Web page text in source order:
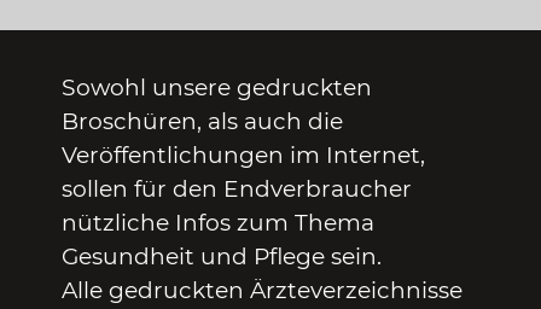
Sowohl unsere gedruckten
Broschüren, als auch die
Veröffentlichungen im Internet,
sollen für den Endverbraucher
nützliche Infos zum Thema
Gesundheit und Pflege sein.
Alle gedruckten Ärzteverzeichnisse